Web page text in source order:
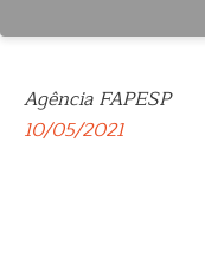
Agência FAPESP
10/05/2021